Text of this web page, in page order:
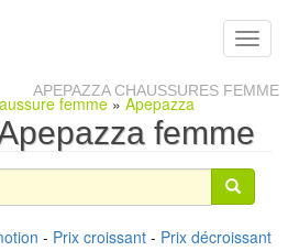
APEPAZZA CHAUSSURES FEMME
femme » Apepazza
femme
- Prix croissant - Prix décroissant